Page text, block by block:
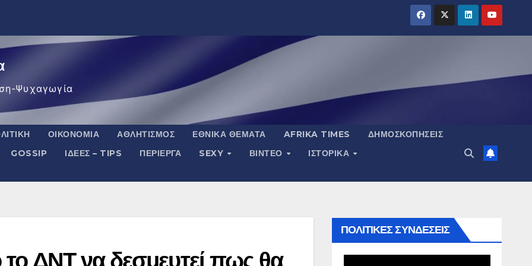
Ψυχαγωγία
ΟΙΚΟΝΟΜΊΑ ΑΘΛΗΤΙΣΜΌΣ ΕΘΝΙΚΆ ΘΈΜΑΤΑ AFRIKA TIMES
ΔΗΜΟΣΚΟΠΉΣΕΙΣ
GOSSIP ΙΔΈΕΣ – TIPS ΠΕΡΊΕΡΓΑ SEXY ΒΙΝΤΕΟ
ΙΣΤΟΡΙΚΆ
ΔΝΤ να δεσμευτεί πως θα
ΠΟΛΙΤΙΚΕΣ ΣΥΝΔΕΣΕΙΣ